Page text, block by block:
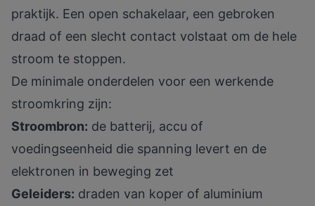
praktijk. Een open schakelaar, een gebroken
draad of een slecht contact volstaat om de hele
stroom te stoppen.
De minimale onderdelen voor een werkende
stroomkring zijn:
Stroombron: de batterij, accu of
voedingseenheid die spanning levert en de
elektronen in beweging zet
Geleiders: draden van koper of aluminium